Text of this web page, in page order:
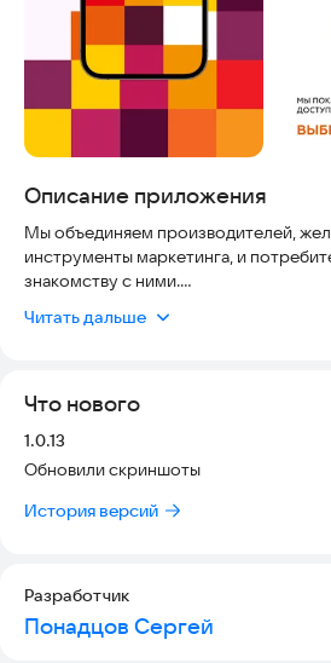
Описание приложения
Мы объединяем производителей,
инструменты маркетинга, и
знакомству с ними.
Для этого мы создали
“Попробуй” размещает
приложении, пользователи которого
значительную выгоду в сравнении с
магазинах взамен на честную оценку
сета.
Главной целью нашего сервиса
конкуренции среди производителей
улучшение диалога с их покупателями.
Читать дальше
Что нового
Версия:
1.0.13
Обновили скриншоты
История версий
Разработчик
Понадцов Сергей